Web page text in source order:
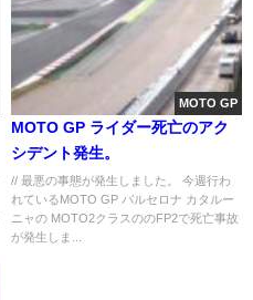
MOTO GP
MOTO GP ライダー死亡のアク
シデント発生。
// 最悪の事態が発生しました。 今週行わ
れているMOTO GP バルセロナ カタルー
ニャの MOTO2クラスののFP2で死亡事故
が発生しま...